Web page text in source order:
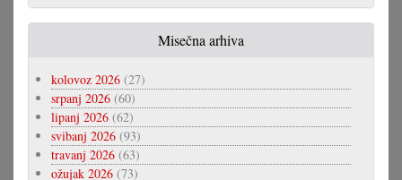
Misečna arhiva
kolovoz 2026 (27)
srpanj 2026 (60)
lipanj 2026 (62)
svibanj 2026 (93)
travanj 2026 (63)
ožujak 2026 (73)